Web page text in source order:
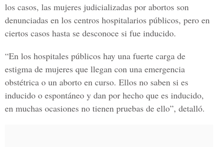
los casos, las mujeres judicializadas por abortos son
denunciadas en los centros hospitalarios públicos, pero en
ciertos casos hasta se desconoce si fue inducido.
“En los hospitales públicos hay una fuerte carga de
estigma de mujeres que llegan con una emergencia
obstétrica o un aborto en curso. Ellos no saben si es
inducido o espontáneo y dan por hecho que es inducido,
en muchas ocasiones no tienen pruebas de ello”, detalló.